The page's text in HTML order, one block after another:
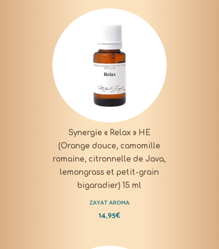
Synergie « Relax » HE
(Orange douce, camomille
romaine, citronnelle de Java,
lemongrass et petit-grain
bigaradier) 15 ml
ZAYAT AROMA
14,95€